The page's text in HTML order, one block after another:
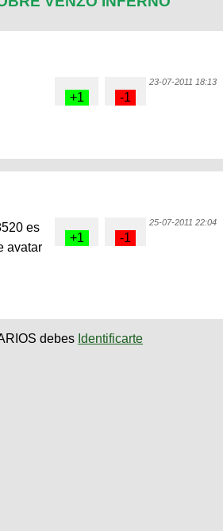
23-07-2011 18:13
25-07-2011 22:04
es
avatar
debes Identificarte